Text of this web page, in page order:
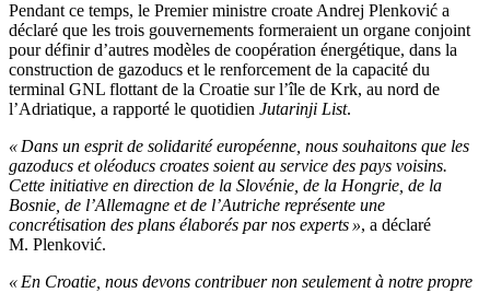
Pendant ce temps, le Premier ministre croate Andrej Plenković a
déclaré que les trois gouvernements formeraient un organe conjoint
pour définir d’autres modèles de coopération énergétique, dans la
construction de gazoducs et le renforcement de la capacité du
terminal GNL flottant de la Croatie sur l’île de Krk, au nord de
l’Adriatique, a rapporté le quotidien Jutarinji List.
« Dans un esprit de solidarité européenne, nous souhaitons que les
gazoducs et oléoducs croates soient au service des pays voisins.
Cette initiative en direction de la Slovénie, de la Hongrie, de la
Bosnie, de l’Allemagne et de l’Autriche représente une
concrétisation des plans élaborés par nos experts », a déclaré
M. Plenković.
« En Croatie, nous devons contribuer non seulement à notre propre